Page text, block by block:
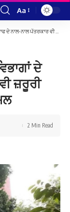
Font
Resizer
Aa
ਵੀ ਜ਼ਰੂਰੀ ਸੇਵਾ ਸ਼੍ਰੇਣੀ ਵਿੱਚ ਕੀਤੇ ਗਏ ਸ਼ਾਮਲ
ਦੇ
ਜ਼ਰੂਰੀ
2 Min Read